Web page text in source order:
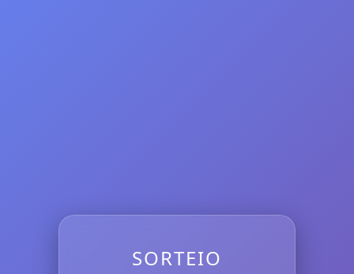
SORTEIO